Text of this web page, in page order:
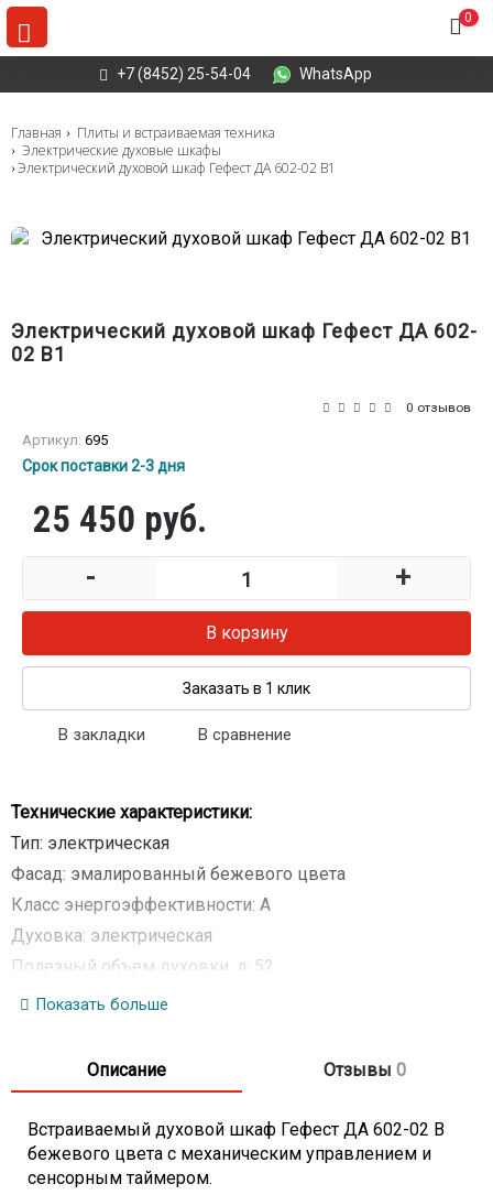
+7 (8452) 25-54-04 WhatsApp
0
Главная
Плиты и встраиваемая техника
Электрические духовые шкафы
Электрический духовой шкаф Гефест ДА 602-02 В1
Электрический духовой шкаф Гефест ДА 602-
02 В1
0 отзывов
Артикул: 695
Срок поставки 2-3 дня
25 450 руб.
- +
В корзину
Заказать в 1 клик
В закладки В сравнение
Технические характеристики:
Тип: электрическая
Фасад: эмалированный бежевого цвета
Класс энергоэффективности: A
Духовка: электрическая
Полезный объем духовки, л: 52
Таймер: сенсорный
Терморегулятор (термостат): есть
Гриль: электрический
Ускоренный нагрев с конвекцией: нет
Усиленный гриль с конвекцией: есть
Вертел с электроприводом: есть
Показать больше
Описание Отзывы 0
Встраиваемый духовой шкаф Гефест ДА 602-02 В
бежевого цвета с механическим управлением и
сенсорным таймером.